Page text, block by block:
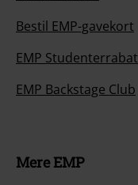
Bestil EMP-gavekort
EMP Studenterrabat
EMP Backstage Club
Mere EMP